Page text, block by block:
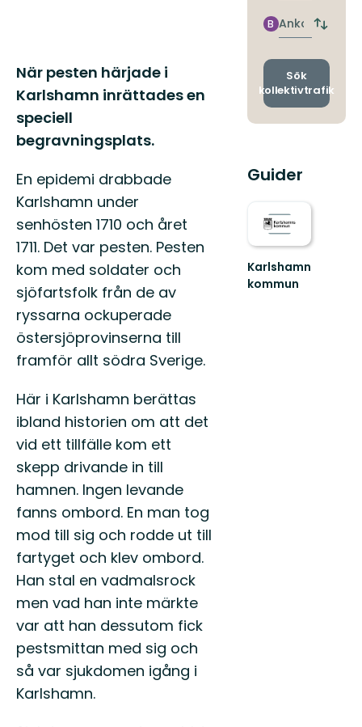
Beskrivning
När pesten härjade i
Karlshamn inrättades en
speciell
begravningsplats.
En epidemi drabbade
Karlshamn under
senhösten 1710 och året
1711. Det var pesten. Pesten
kom med soldater och
sjöfartsfolk från de av
ryssarna ockuperade
östersjöprovinserna till
framför allt södra Sverige.
Här i Karlshamn berättas
ibland historien om att det
vid ett tillfälle kom ett
skepp drivande in till
hamnen. Ingen levande
fanns ombord. En man tog
mod till sig och rodde ut till
fartyget och klev ombord.
Han stal en vadmalsrock
men vad han inte märkte
var att han dessutom fick
pestsmittan med sig och
så var sjukdomen igång i
Karlshamn.
Ankomst
B
Byt
och
Sök
kollektivtrafik
Guider
Karlshamn
kommun